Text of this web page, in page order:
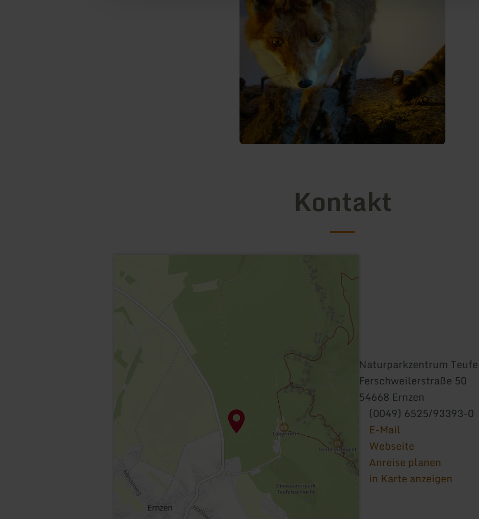
Kontakt
Naturparkzentrum
Ferschweilerstraße 50
54668 Ernzen
(0049) 6525/93393-0
E-Mail
Webseite
Anreise planen
in Karte anzeigen